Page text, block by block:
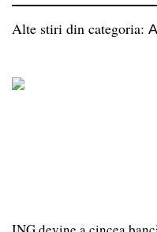
Alte stiri din categoria: